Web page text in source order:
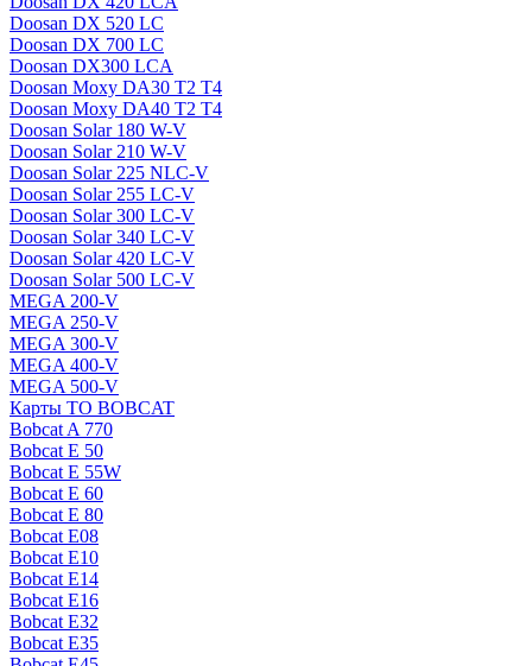
Doosan DX 520 LC
Doosan DX 700 LC
Doosan DX300 LCA
Doosan Moxy DA30 T2 T4
Doosan Moxy DA40 T2 T4
Doosan Solar 180 W-V
Doosan Solar 210 W-V
Doosan Solar 225 NLC-V
Doosan Solar 255 LC-V
Doosan Solar 300 LC-V
Doosan Solar 340 LC-V
Doosan Solar 420 LC-V
Doosan Solar 500 LC-V
MEGA 200-V
MEGA 250-V
MEGA 300-V
MEGA 400-V
MEGA 500-V
Карты ТО BOBCAT
Bobcat A 770
Bobcat E 50
Bobcat E 55W
Bobcat E 60
Bobcat E 80
Bobcat E08
Bobcat E10
Bobcat E14
Bobcat E16
Bobcat E32
Bobcat E35